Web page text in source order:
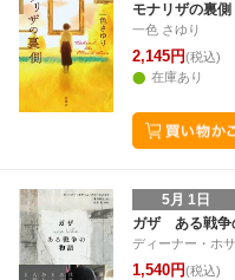
モナリザの裏側
一色 さゆり
2,145円(税込)
在庫あり
5月 1日
ガザ ある戦争
ディーナー・ホ
1,540円(税込)